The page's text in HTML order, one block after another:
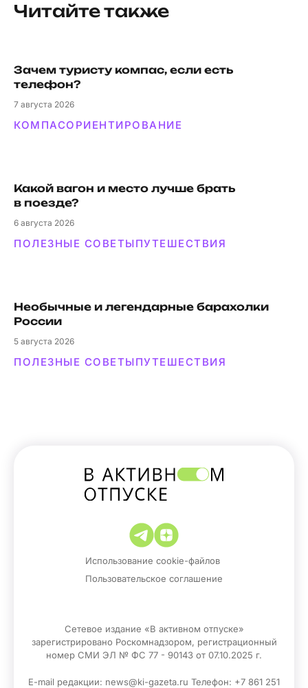
Читайте также
Зачем туристу компас, если есть
телефон?
7 августа 2026
КОМПАСОРИЕНТИРОВАНИЕ
Какой вагон и мес­то луч­ше брать
в поезде?
6 августа 2026
ПОЛЕЗНЫЕ СОВЕТЫПУТЕШЕСТВИЯ
Необычные и легендарные барахолки
России
5 августа 2026
ПОЛЕЗНЫЕ СОВЕТЫПУТЕШЕСТВИЯ
Использование cookie-файлов
Пользовательское соглашение
Сетевое издание «В активном отпуске»
зарегистрировано Роскомнадзором, регистрационный
номер СМИ ЭЛ № ФС 77 - 90143 от 07.10.2025 г.
E-mail редакции: news@ki-gazeta.ru Телефон: +7 861 251